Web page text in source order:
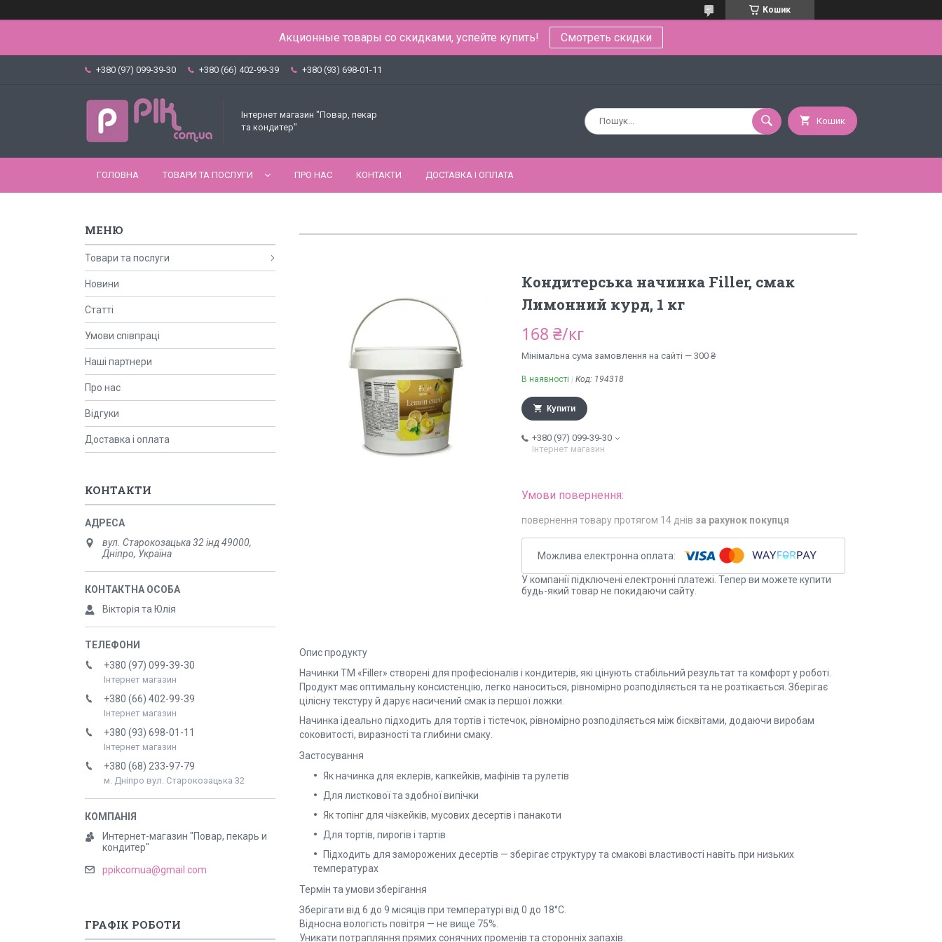
Кошик
Акционные товары со скидками, успейте купить! Смотреть скидки
+380 (97) 099-39-30 +380 (66) 402-99-39 +380 (93) 698-01-11
Інтернет магазин "Повар, пекар
та кондитер"
Кошик
ГОЛОВНА ТОВАРИ ТА ПОСЛУГИ ПРО НАС КОНТАКТИ ДОСТАВКА І ОПЛАТА
Кондитерська начинка Filler, смак
Лимонний курд, 1 кг
168 ₴/кг
Мінімальна сума замовлення на сайті — 300 ₴
В наявності Код: 194318
Купити
+380 (97) 099-39-30
Інтернет магазин
повернення товару протягом 14 днів за рахунок покупця
У компанії підключені електронні платежі. Тепер ви можете купити
будь-який товар не покидаючи сайту.
Опис продукту
Начинки TM «Filler» створені для професіоналів і кондитерів, які цінують стабільний результат та комфорт у роботі.
Продукт має оптимальну консистенцію, легко наноситься, рівномірно розподіляється та не розтікається. Зберігає
цілісну текстуру й дарує насичений смак із першої ложки.
Начинка ідеально підходить для тортів і тістечок, рівномірно розподіляється між бісквітами, додаючи виробам
соковитості, виразності та глибини смаку.
Застосування
Як начинка для еклерів, капкейків, мафінів та рулетів
Для листкової та здобної випічки
Як топінг для чізкейків, мусових десертів і панакоти
Для тортів, пирогів і тартів
Підходить для заморожених десертів — зберігає структуру та смакові властивості навіть при низьких
температурах
Термін та умови зберігання
Зберігати від 6 до 9 місяців при температурі від 0 до 18°C.
Відносна вологість повітря — не вище 75%.
Уникати потрапляння прямих сонячних променів та сторонніх запахів.
Товари та послуги
Новини
Статті
Умови співпраці
Наші партнери
Про нас
Відгуки
Доставка і оплата
КОНТАКТИ
вул. Старокозацька 32 інд 49000,
Дніпро, Україна
Вікторія та Юлія
+380 (97) 099-39-30
Інтернет магазин
+380 (66) 402-99-39
Інтернет магазин
+380 (93) 698-01-11
Інтернет магазин
+380 (68) 233-97-79
м. Дніпро вул. Старокозацька 32
Интернет-магазин "Повар, пекарь и
кондитер"
ppikcomua@gmail.com
ГРАФІК РОБОТИ